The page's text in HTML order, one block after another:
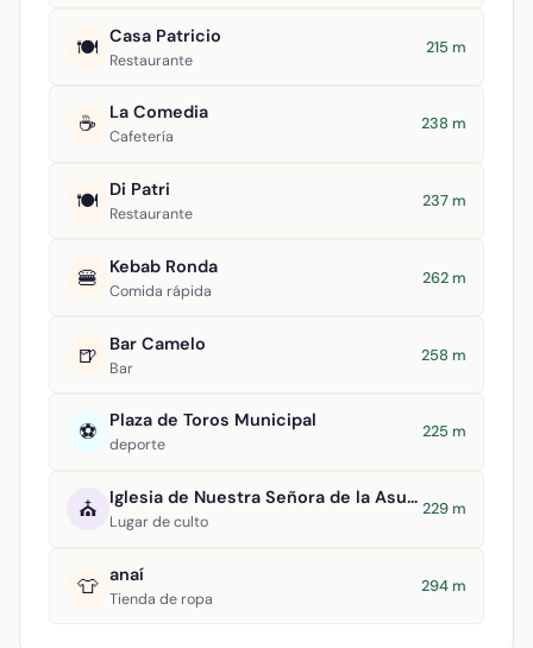
🍽️ Casa Patricio
Restaurante
215 m
☕ La Comedia
Cafetería
238 m
🍽️ Di Patri
Restaurante
237 m
🍔 Kebab Ronda
Comida rápida
262 m
🍺 Bar Camelo
Bar
258 m
⚽ Plaza de Toros Municipal
deporte
225 m
⛪ Iglesia de Nuestra Señora de la Asunción
Lugar de culto
229 m
👕 anaí
Tienda de ropa
294 m